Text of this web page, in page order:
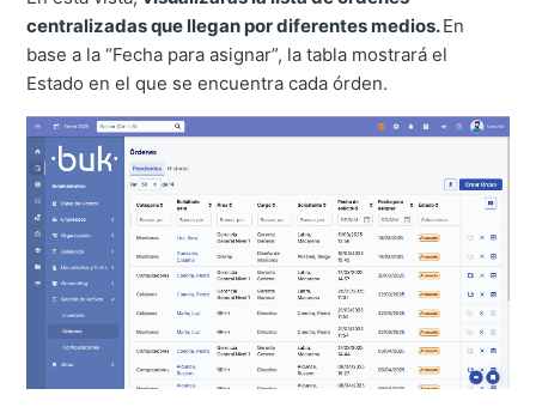
centralizadas que llegan por diferentes medios.En
base a la “Fecha para asignar”, la tabla mostrará el
Estado en el que se encuentra cada órden.